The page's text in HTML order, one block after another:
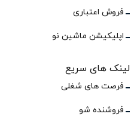
فروش اعتباری
اپلیکیشن ماشین نو
لینک های سریع
فرصت های شغلی
فروشنده شو